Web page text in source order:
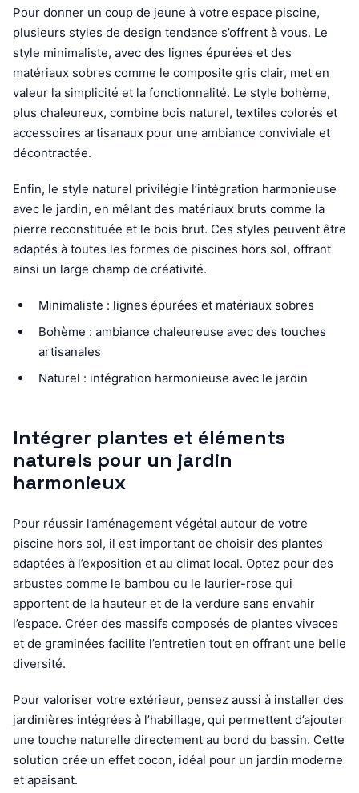
Pour donner un coup de jeune à votre espace piscine,
plusieurs styles de design tendance s’offrent à vous. Le
style minimaliste, avec des lignes épurées et des
matériaux sobres comme le composite gris clair, met en
valeur la simplicité et la fonctionnalité. Le style bohème,
plus chaleureux, combine bois naturel, textiles colorés et
accessoires artisanaux pour une ambiance conviviale et
décontractée.
Enfin, le style naturel privilégie l’intégration harmonieuse
avec le jardin, en mêlant des matériaux bruts comme la
pierre reconstituée et le bois brut. Ces styles peuvent être
adaptés à toutes les formes de piscines hors sol, offrant
ainsi un large champ de créativité.
Minimaliste : lignes épurées et matériaux sobres
Bohème : ambiance chaleureuse avec des touches
artisanales
Naturel : intégration harmonieuse avec le jardin
Intégrer plantes et éléments
naturels pour un jardin
harmonieux
Pour réussir l’aménagement végétal autour de votre
piscine hors sol, il est important de choisir des plantes
adaptées à l’exposition et au climat local. Optez pour des
arbustes comme le bambou ou le laurier-rose qui
apportent de la hauteur et de la verdure sans envahir
l’espace. Créer des massifs composés de plantes vivaces
et de graminées facilite l’entretien tout en offrant une belle
diversité.
Pour valoriser votre extérieur, pensez aussi à installer des
jardinières intégrées à l’habillage, qui permettent d’ajouter
une touche naturelle directement au bord du bassin. Cette
solution crée un effet cocon, idéal pour un jardin moderne
et apaisant.